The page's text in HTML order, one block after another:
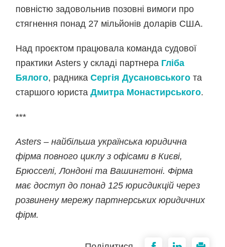
повністю задовольнив позовні вимоги про
стягнення понад 27 мільйонів доларів США.
Над проєктом працювала команда судової
практики Asters у складі партнера Гліба
Бялого, радникаСергія Дусановського та
старшого юристаДмитра Монастирського.
***
Asters – найбільша українська юридична
фірма повного циклу з офісами в Києві,
Брюсселі, Лондоні та Вашингтоні. Фірма
має доступ до понад 125 юрисдикцій через
розвинену мережу партнерських юридичних
фірм.